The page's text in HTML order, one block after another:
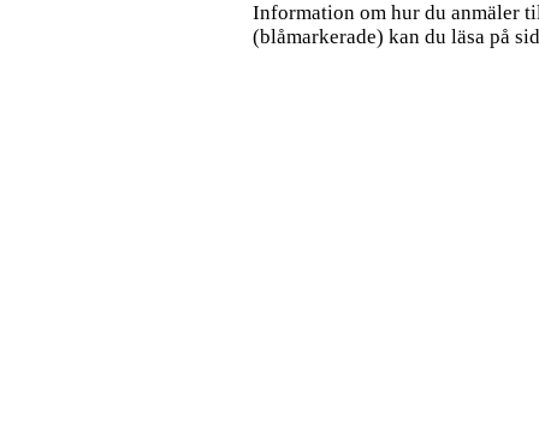
Information om hur du anmäler
(blåmarkerade) kan du läsa på